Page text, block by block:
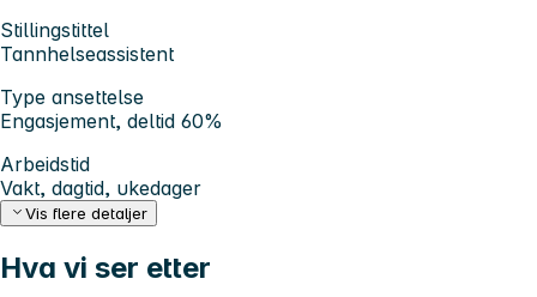
Stillingstittel
Tannhelseassistent
Type ansettelse
Engasjement, deltid 60%
Arbeidstid
Vakt, dagtid, ukedager
Vis flere detaljer
Hva vi ser etter